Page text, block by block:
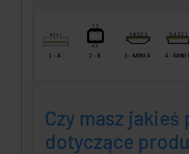
Czy masz jakieś
dotyczące